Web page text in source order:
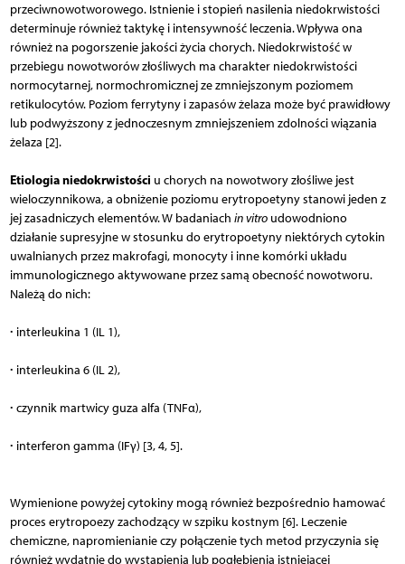
przeciwnowotworowego. Istnienie i stopień nasilenia niedokrwistości
determinuje również taktykę i intensywność leczenia. Wpływa ona
również na pogorszenie jakości życia chorych. Niedokrwistość w
przebiegu nowotworów złośliwych ma charakter niedokrwistości
normocytarnej, normochromicznej ze zmniejszonym poziomem
retikulocytów. Poziom ferrytyny i zapasów żelaza może być prawidłowy
lub podwyższony z jednoczesnym zmniejszeniem zdolności wiązania
żelaza [2].
Etiologia niedokrwistości u chorych na nowotwory złośliwe jest
wieloczynnikowa, a obniżenie poziomu erytropoetyny stanowi jeden z
jej zasadniczych elementów. W badaniach in vitroudowodniono
działanie supresyjne w stosunku do erytropoetyny niektórych cytokin
uwalnianych przez makrofagi, monocyty i inne komórki układu
immunologicznego aktywowane przez samą obecność nowotworu.
Należą do nich:
∙ interleukina 1 (IL 1),
∙ interleukina 6 (IL 2),
∙ czynnik martwicy guza alfa (TNFα),
∙ interferon gamma (IFγ) [3, 4, 5].
Wymienione powyżej cytokiny mogą również bezpośrednio hamować
proces erytropoezy zachodzący w szpiku kostnym [6]. Leczenie
chemiczne, napromienianie czy połączenie tych metod przyczynia się
również wydatnie do wystąpienia lub pogłębienia istniejącej